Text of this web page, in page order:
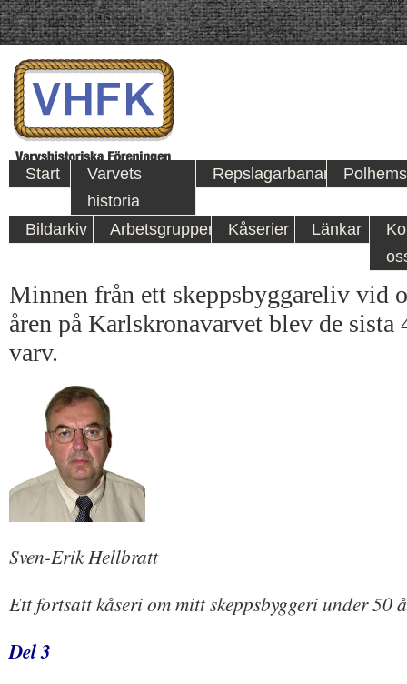
Start
Varvets
historia
Repslagarbanan
Bildarkiv Arbetsgrupper Kåserier Länkar
Minnen från ett skeppsbyggareliv vid
åren på Karlskronavarvet blev de sista
varv.
Sven-Erik Hellbratt
Ett fortsatt kåseri om mitt skeppsbyggeri under 50
Del 3